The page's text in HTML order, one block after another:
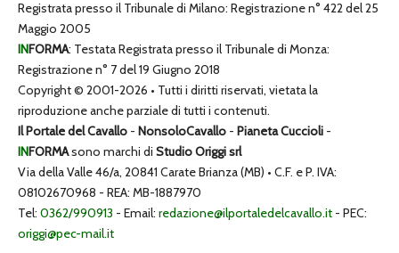
Registrata presso il Tribunale di Milano: Registrazione n° 422 del 25
Maggio 2005
INFORMA: Testata Registrata presso il Tribunale di Monza:
Registrazione n° 7 del 19 Giugno 2018
Copyright © 2001-2026 • Tutti i diritti riservati, vietata la
riproduzione anche parziale di tutti i contenuti.
Il Portale del Cavallo - NonsoloCavallo - Pianeta Cuccioli -
INFORMAsono marchi di Studio Origgi srl
Via della Valle 46/a, 20841 Carate Brianza (MB) • C.F. e P. IVA:
08102670968 - REA: MB-1887970
Tel: 0362/990913 - Email: redazione@ilportaledelcavallo.it - PEC:
origgi@pec-mail.it